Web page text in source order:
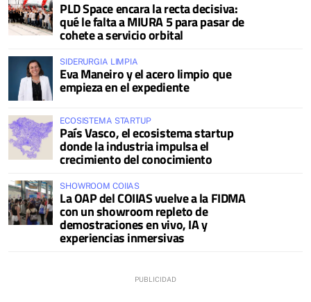
PLD Space encara la recta decisiva:
qué le falta a MIURA 5 para pasar de
cohete a servicio orbital
SIDERURGIA LIMPIA
Eva Maneiro y el acero limpio que
empieza en el expediente
ECOSISTEMA STARTUP
País Vasco, el ecosistema startup
donde la industria impulsa el
crecimiento del conocimiento
SHOWROOM COIIAS
La OAP del COIIAS vuelve a la FIDMA
con un showroom repleto de
demostraciones en vivo, IA y
experiencias inmersivas